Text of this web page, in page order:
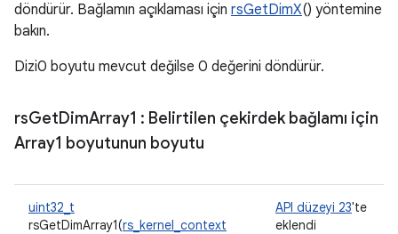
döndürür. Bağlamın açıklaması için rsGetDimX() yöntemine
bakın.
Dizi0 boyutu mevcut değilse 0 değerini döndürür.
rsGetDimArray1 : Belirtilen çekirdek bağlamı için
Array1 boyutunun boyutu
uint32_t
rsGetDimArray1(rs_kernel_context
API düzeyi 23'te
eklendi